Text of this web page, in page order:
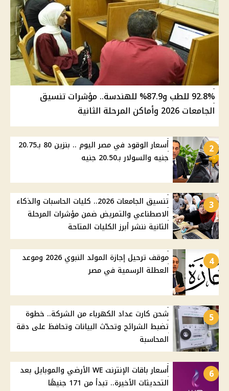
92.8% للطب و87.9% للهندسة.. مؤشرات تنسيق
الجامعات 2026 وأماكن المرحلة الثانية
2
أسعار الوقود في مصر اليوم .. بنزين 80 بـ20.75
جنيه والسولار بـ20.50 جنيه
3
تنسيق الجامعات 2026.. كليات الحاسبات والذكاء
الاصطناعي والتمريض ضمن مؤشرات المرحلة
الثانية ننشر أبرز الكليات المتاحة
4
موقف ترحيل إجازة المولد النبوي 2026 وموعد
العطلة الرسمية في مصر
5
شحن كارت عداد الكهرباء من الشركة.. خطوة
تضبط الشرائح وتحدّث البيانات وتحافظ على دقة
المحاسبة
6
أسعار باقات الإنترنت WE الأرضي والموبايل بعد
التحديثات الأخيرة.. تبدأ من 171 جنيهًا